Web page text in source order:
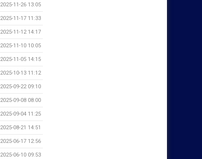
2025-11-26 13:05
2025-11-17 11:33
2025-11-12 14:17
2025-11-10 10:05
2025-11-05 14:15
2025-10-13 11:12
2025-09-22 09:10
2025-09-08 08:00
2025-09-04 11:25
2025-08-21 14:51
2025-06-17 12:56
2025-06-10 09:53